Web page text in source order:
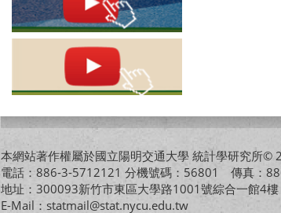
本網站著作權屬於國立陽明交通大學 統計學研究所©
電話：886-3-5712121 分機號碼：56801 傳真：
地址：300093新竹市東區大學路1001號綜合一館4
E-Mail：statmail@stat.nycu.edu.tw